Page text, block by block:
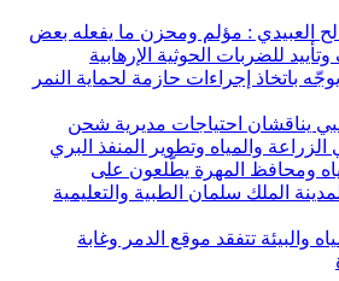
العبيدي : مؤلم ومحزن ما يفعله بعض
للضربات الحوثية الإرهابية
يوجّه باتخاذ إجراءات حازمة لحماية النمر
يناقشان احتياجات مديرية شحن
والمياه وتطوير المنفذ البري
ومحافظ المهرة يطّلعون على
لمدينة الملك سلمان الطبية والتعليمية
والبيئة تتفقد موقع الدمر وغابة